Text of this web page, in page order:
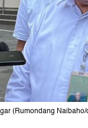
(Rumondang